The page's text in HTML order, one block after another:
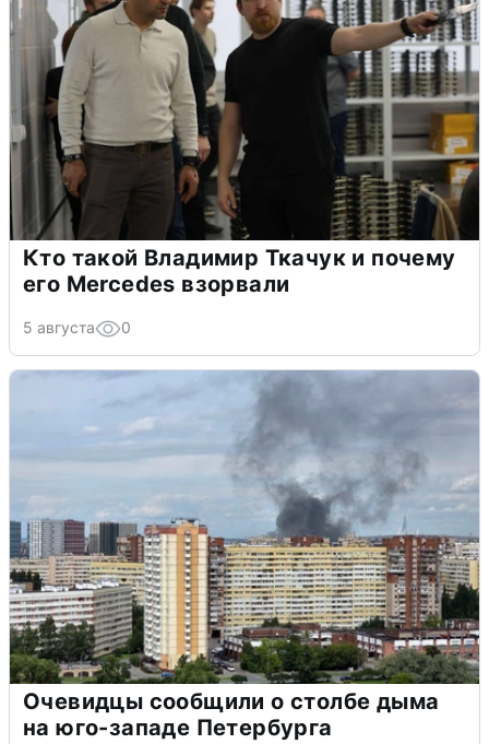
Кто такой Владимир Ткачук и почему
его Mercedes взорвали
5 августа 0
Очевидцы сообщили о столбе дыма
на юго-западе Петербурга